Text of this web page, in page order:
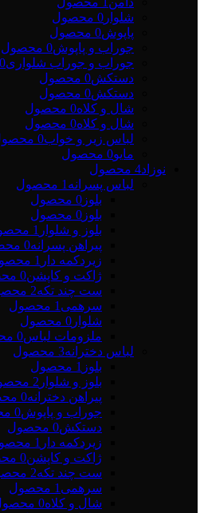
شلوار 0 محصول
پاپوش0 محصول
جوراب و پاپوش0 محصول
جوراب و جوراب شلواری0 محصول
دستکش0 محصول
دستکش0 محصول
شال و کلاه0 محصول
شال و کلاه0 محصول
لباس زیر و خواب0 محصول
مایو0 محصول
نوزاد4 محصول
لباس پسرانه 1 محصول
بلوز 0 محصول
بلوز 0 محصول
بلوز و شلوار 1 محصول
پیراهن پسرانه0 محصول
زیردکمه دار 1 محصول
ژاکت و کاپشن0 محصول
ست چند تکه2 محصول
سرهمی 1 محصول
شلوار 0 محصول
ملزومات لباس0 محصول
لباس دخترانه3 محصول
بلوز 1 محصول
بلوز و شلوار 2 محصول
پیراهن دخترانه0 محصول
جوراب و پاپوش0 محصول
دستکش0 محصول
زیردکمه دار 1 محصول
ژاکت و کاپشن0 محصول
ست چند تکه2 محصول
سرهمی 1 محصول
شال و کلاه0 محصول